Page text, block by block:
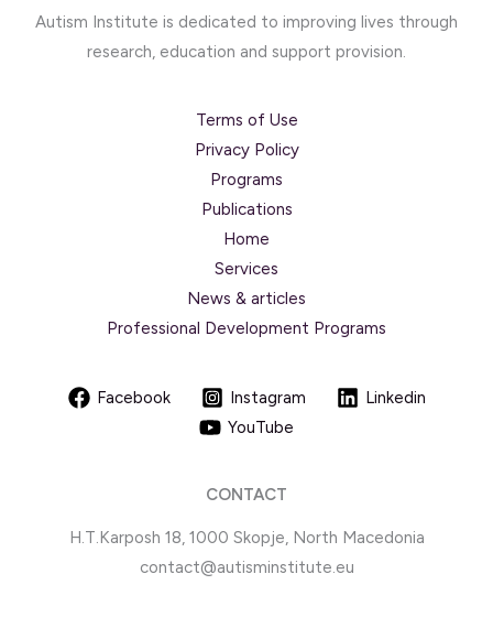
Autism Institute is dedicated to improving lives through
research, education and support provision.
Terms of Use
Privacy Policy
Programs
Publications
Home
Services
News & articles
Professional Development Programs
Facebook Instagram
Linkedin
YouTube
CONTACT
H.T.Karposh 18, 1000 Skopje, North Macedonia
contact@autisminstitute.eu